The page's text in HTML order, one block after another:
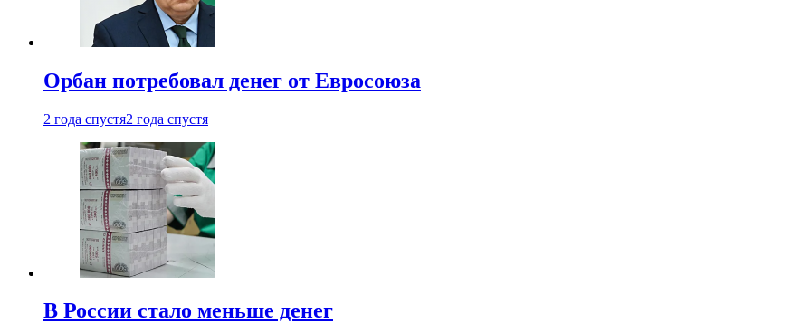
Орбан потребовал денег от Евросоюза
2 года спустя2 года спустя
В России стало меньше денег